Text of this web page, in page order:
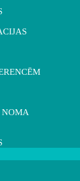
NOMA